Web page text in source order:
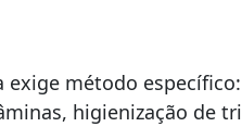
exige método
higienização de